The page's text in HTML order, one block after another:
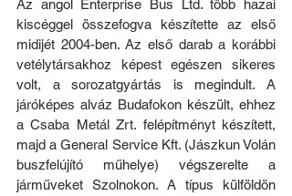
Az angol Enterprise Bus Ltd. több hazai
kiscéggel összefogva készítette az első
midijét 2004-ben. Az első darab a korábbi
vetélytársakhoz képest egészen sikeres
volt, a sorozatgyártás is megindult. A
járóképes alváz Budafokon készült, ehhez
a Csaba Metál Zrt. felépítményt készített,
majd a General Service Kft. (Jászkun Volán
buszfelújító műhelye) végszerelte a
járműveket Szolnokon. A típus külföldön